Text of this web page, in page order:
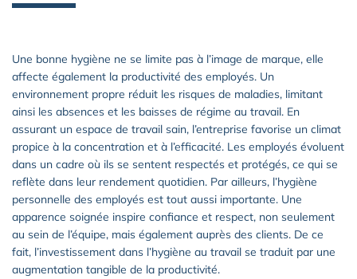
Une bonne hygiène ne se limite pas à l’image de marque, elle
affecte également la productivité des employés. Un
environnement propre réduit les risques de maladies, limitant
ainsi les absences et les baisses de régime au travail. En
assurant un espace de travail sain, l’entreprise favorise un climat
propice à la concentration et à l’efficacité. Les employés évoluent
dans un cadre où ils se sentent respectés et protégés, ce qui se
reflète dans leur rendement quotidien. Par ailleurs, l’hygiène
personnelle des employés est tout aussi importante. Une
apparence soignée inspire confiance et respect, non seulement
au sein de l’équipe, mais également auprès des clients. De ce
fait, l’investissement dans l’hygiène au travail se traduit par une
augmentation tangible de la productivité.